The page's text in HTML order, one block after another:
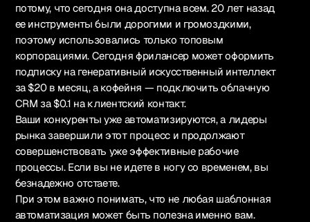
потому, что сегодня она доступна всем. 20 лет назад
ее инструменты были дорогими и громоздкими,
поэтому использовались только топовым
корпорациями. Сегодня фрилансер может оформить
подписку на генеративный искусственный интеллект
за $20 в месяц, а кофейня — подключить облачную
CRM за $0.1 на клиентский контакт.
Ваши конкуренты уже автоматизируются, а лидеры
рынка завершили этот процесс и продолжают
совершенствовать уже эффективные рабочие
процессы. Если вы не идете в ногу со временем, вы
безнадежно отстаете.
При этом важно понимать, что не любая шаблонная
автоматизация может быть полезна именно вам.